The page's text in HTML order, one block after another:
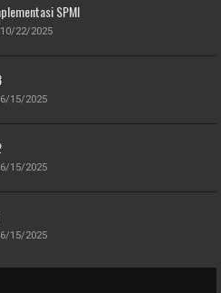
SPMI
22/2025
15/2025
15/2025
15/2025